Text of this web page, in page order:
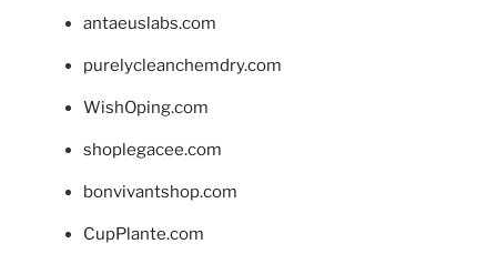
antaeuslabs.com
purelycleanchemdry.com
WishOping.com
shoplegacee.com
bonvivantshop.com
CupPlante.com